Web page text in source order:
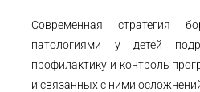
Современная стратегия
патологиями у детей
профилактику и контроль
и связанных с ними